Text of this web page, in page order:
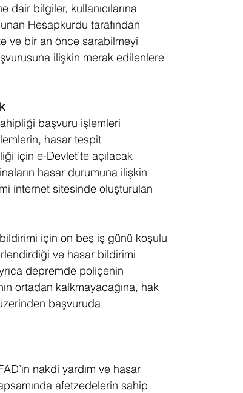
dair bilgiler, kullanıcılarına
Hesapkurdu tarafından
ve bir an önce sarabilmeyi
ilişkin merak edilenlere
başvuru işlemleri
hasar tespit
için e-Devlet’te açılacak
hasar durumuna ilişkin
internet sitesinde oluşturulan
için on beş iş günü koşulu
ve hasar bildirimi
depremde poliçenin
ortadan kalkmayacağına, hak
başvuruda
nakdi yardım ve hasar
afetzedelerin sahip